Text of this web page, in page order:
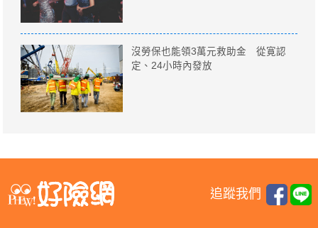
沒勞保也能領3萬元救助金 從寛認
定、24小時內發放
追蹤我們